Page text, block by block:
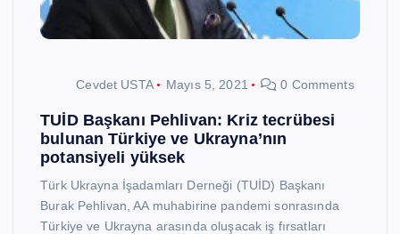
Cevdet USTA Mayıs 5, 2021 0 Comments
TUİD Başkanı Pehlivan: Kriz tecrübesi
bulunan Türkiye ve Ukrayna’nın
potansiyeli yüksek
Türk Ukrayna İşadamları Derneği (TUİD) Başkanı
Burak Pehlivan, AA muhabirine pandemi sonrasında
Türkiye ve Ukrayna arasında oluşacak iş fırsatları